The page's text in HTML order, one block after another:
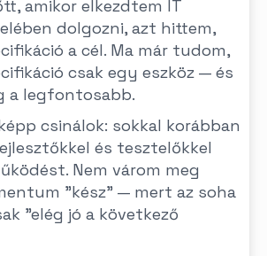
amikor elkezdtem IT
dolgozni, azt hittem,
a cél. Ma már tudom,
csak egy eszköz — és
a legfontosabb.
csinálok: sokkal korábban
és tesztelőkkel
Nem várom meg
"kész" — mert az soha
"elég jó a következő